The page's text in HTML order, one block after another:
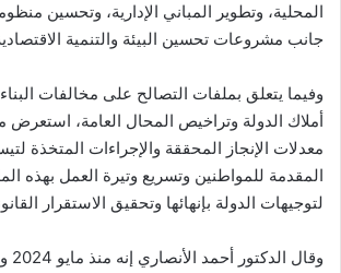
المحلية، وتطوير المباني الإدارية، وتحسين
جانب مشروعات تحسين البيئة والتنمية
وفيما يتعلق بملفات التصالح على مخالفات
أملاك الدولة وتراخيص المحال العامة، استعرض
معدلات الإنجاز المحققة والإجراءات المتخذة
المقدمة للمواطنين وتسريع وتيرة العمل بهذه
لتوجيهات الدولة بإنهائها وتحقيق الاستقرار